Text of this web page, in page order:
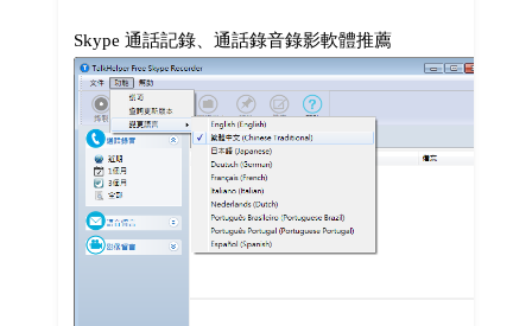
Skype 通話記錄、通話錄音錄影軟體推薦